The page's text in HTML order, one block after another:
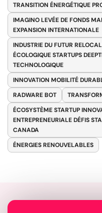
TRANSITION ÉNERGÉTIQUE
IMAGINO LEVÉE DE FONDS
EXPANSION INTERNATIONALE
INDUSTRIE DU FUTUR
ÉCOLOGIQUE STARTUPS
TECHNOLOGIQUE
INNOVATION MOBILITÉ
RADWARE BOT
ÉCOSYSTÈME STARTUP
ENTREPRENEURIALE DÉFIS
CANADA
ÉNERGIES RENOUVELABLES